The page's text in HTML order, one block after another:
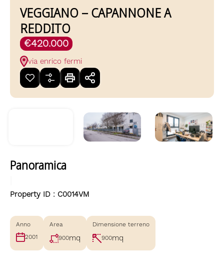
VEGGIANO – CAPANNONE A
REDDITO
€420.000
via enrico fermi
Panoramica
Property ID : C0014VM
Anno
2001
Area
900mq
Dimensione terreno
900mq